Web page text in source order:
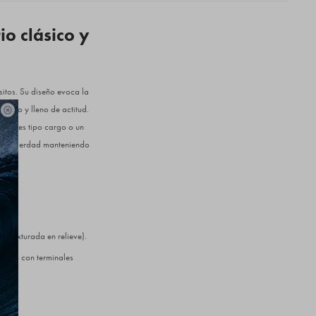

clásico y
Su diseño evoca la
y lleno de actitud.
tipo cargo o un
verdad manteniendo
texturada en relieve).
con terminales